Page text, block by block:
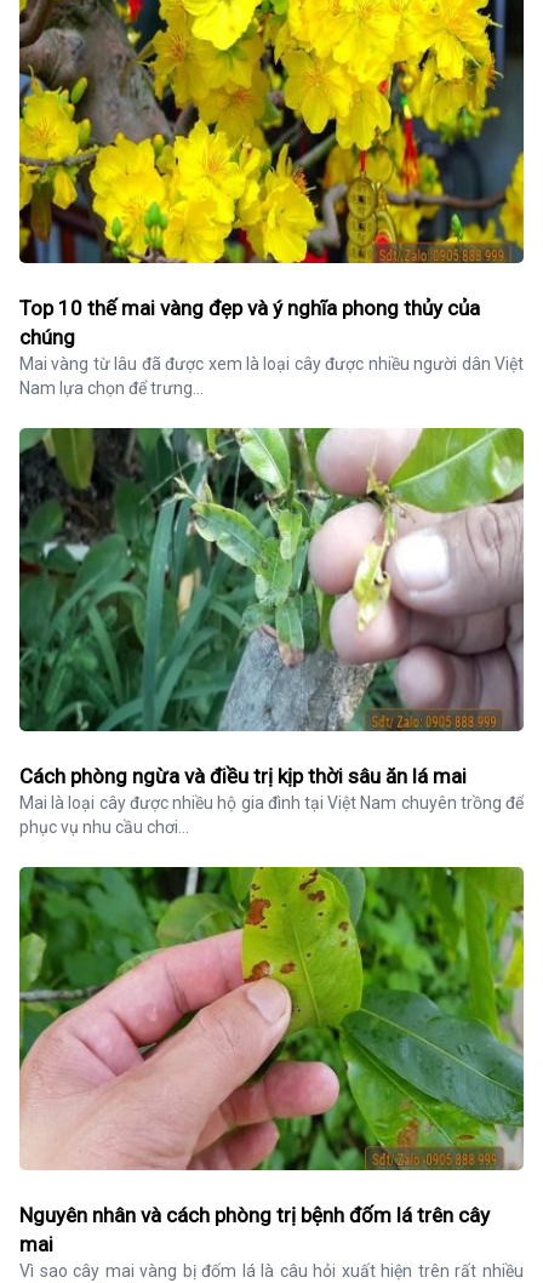
Top 10 thế mai vàng đẹp và ý nghĩa phong thủy của
chúng
Mai vàng từ lâu đã được xem là loại cây được nhiều người dân Việt
Nam lựa chọn để trưng...
Cách phòng ngừa và điều trị kịp thời sâu ăn lá mai
Mai là loại cây được nhiều hộ gia đình tại Việt Nam chuyên trồng để
phục vụ nhu cầu chơi...
Nguyên nhân và cách phòng trị bệnh đốm lá trên cây
mai
Vì sao cây mai vàng bị đốm lá là câu hỏi xuất hiện trên rất nhiều